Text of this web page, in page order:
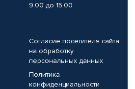
9.00 до 15.00
Согласие посетителя сайта
на обработку
персональных данных
Политика
конфиденциальности